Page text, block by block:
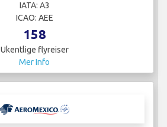
IATA: A3
ICAO: AEE
158
Ukentlige flyreiser
Mer Info